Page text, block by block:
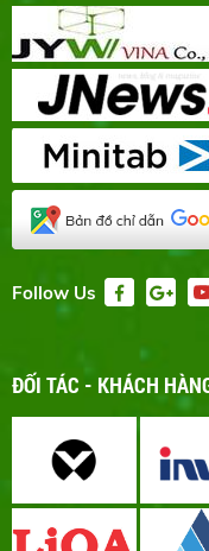
Follow Us
ĐỐI TÁC - KHÁCH